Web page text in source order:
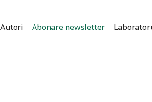
Autori Abonare newsletter